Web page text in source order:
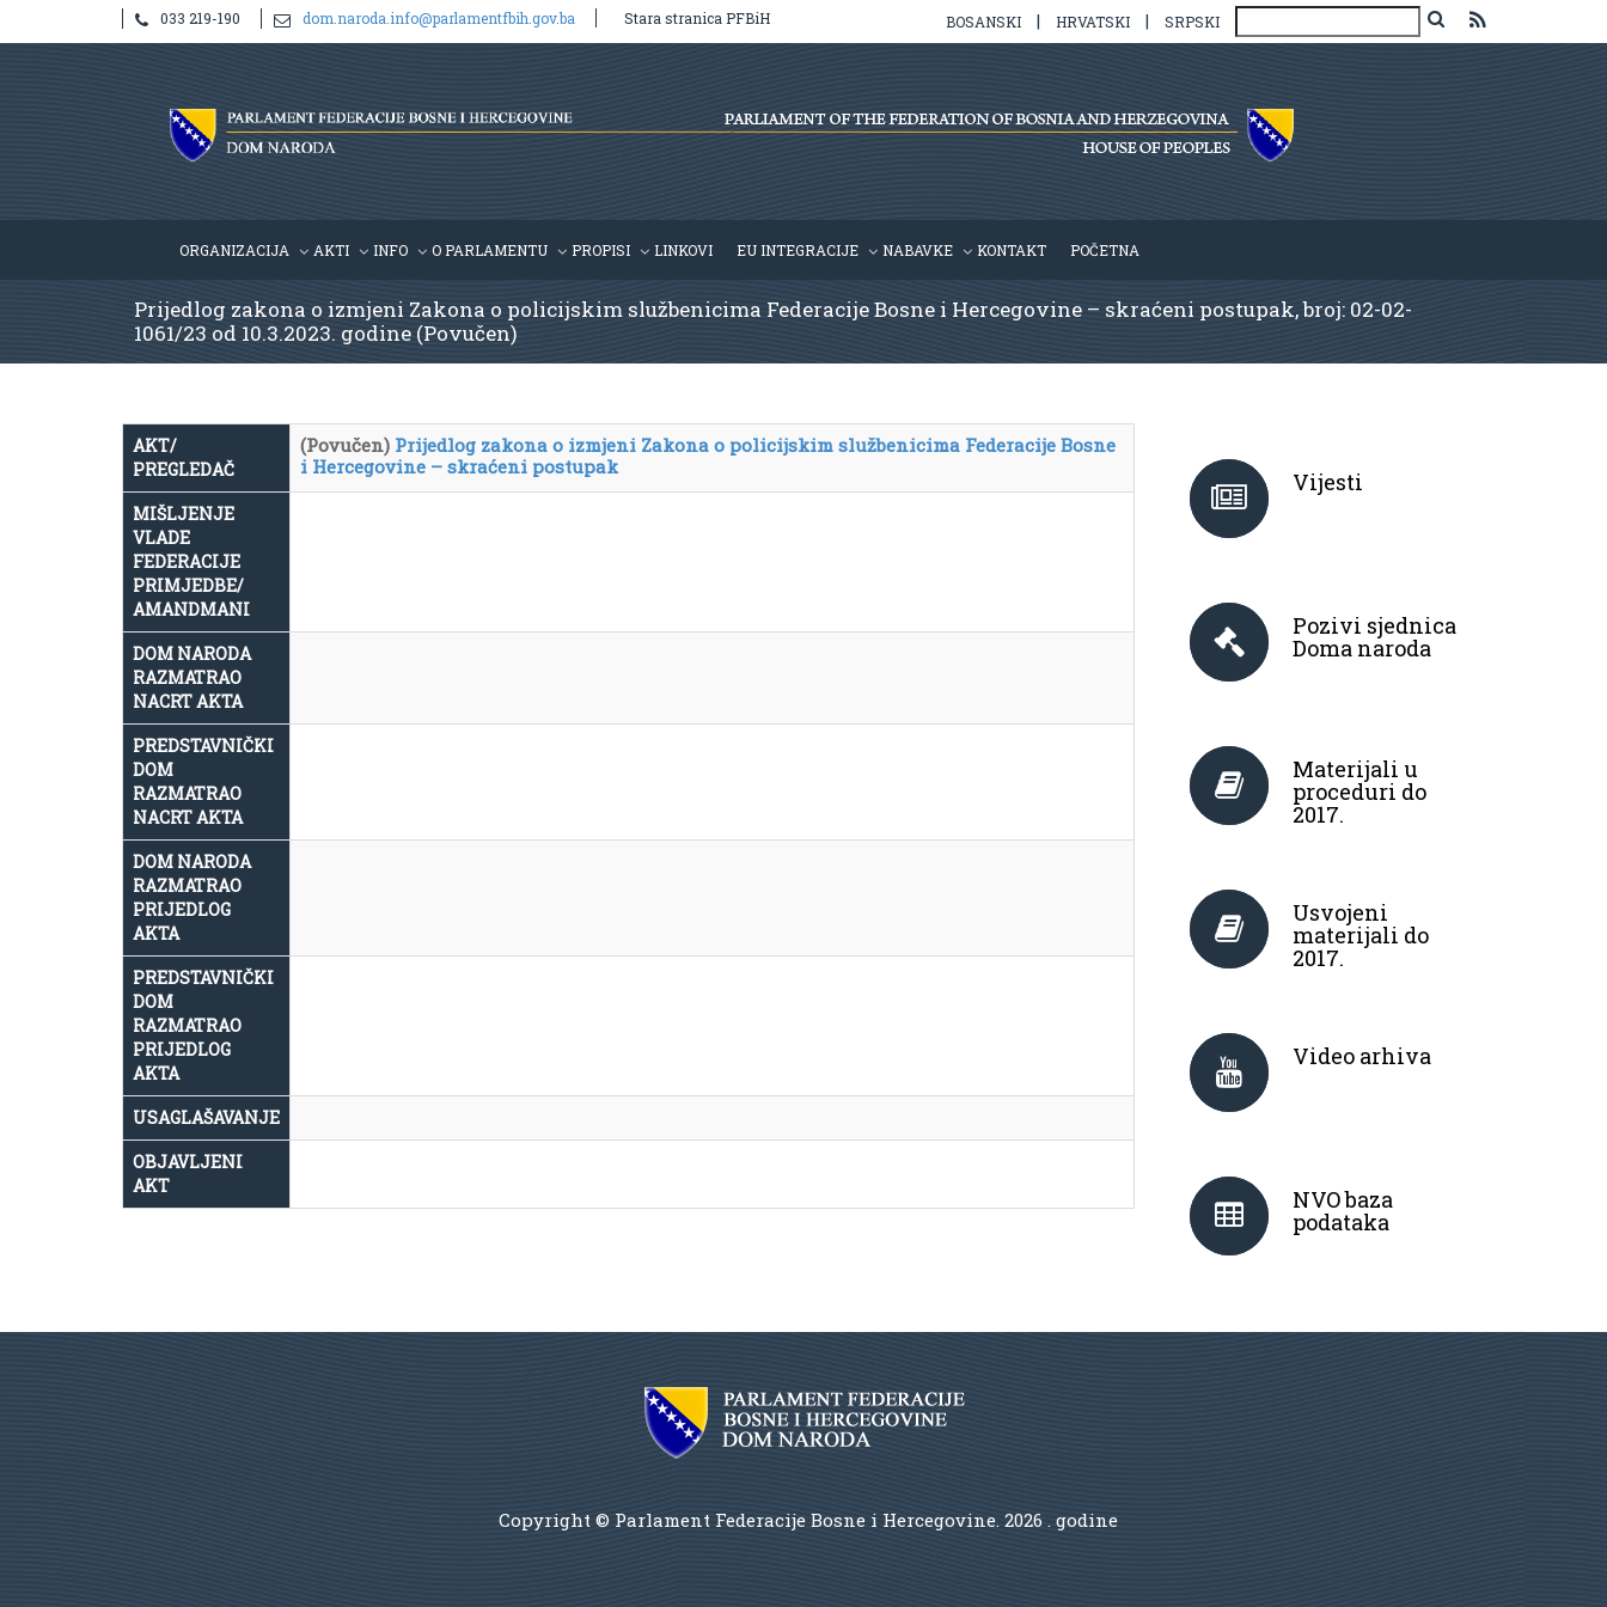
033 219-190 dom.naroda.info@parlamentfbih.gov.ba Stara stranica PFBiH BOSANSKI | HRVATSKI | SRPSKI
ORGANIZACIJA AKTI INFO O PARLAMENTU PROPISI LINKOVI EU INTEGRACIJE NABAVKE KONTAKT POČETNA
Prijedlog zakona o izmjeni Zakona o policijskim službenicima Federacije Bosne i Hercegovine – skraćeni postupak, broj: 02-02-
1061/23 od 10.3.2023. godine (Povučen)
AKT/
PREGLEDAČ
(Povučen) Prijedlog zakona o izmjeni Zakona o policijskim službenicima Federacije Bosne
i Hercegovine – skraćeni postupak
MIŠLJENJE
VLADE
FEDERACIJE
PRIMJEDBE/
AMANDMANI
DOM NARODA
RAZMATRAO
NACRT AKTA
PREDSTAVNIČKI
DOM
RAZMATRAO
NACRT AKTA
DOM NARODA
RAZMATRAO
PRIJEDLOG
AKTA
PREDSTAVNIČKI
DOM
RAZMATRAO
PRIJEDLOG
AKTA
USAGLAŠAVANJE
OBJAVLJENI
AKT
Vijesti
Pozivi sjednica
Doma naroda
Materijali u
proceduri do
2017.
Usvojeni
materijali do
2017.
Video arhiva
NVO baza
podataka
Copyright © Parlament Federacije Bosne i Hercegovine. 2026 . godine